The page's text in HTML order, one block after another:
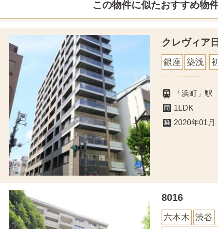
この物件に似たおすすめ物
クレヴィア
銀座 築浅
「浜町」
1LDK
2020年01月
8016
六本木 渋谷